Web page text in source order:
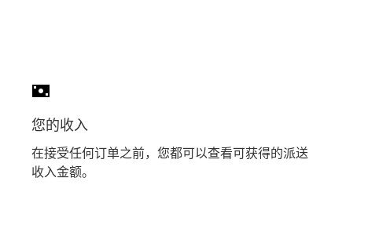
您的收入
在接受任何订单之前，您都可以查看可获得的派送
收入金额。